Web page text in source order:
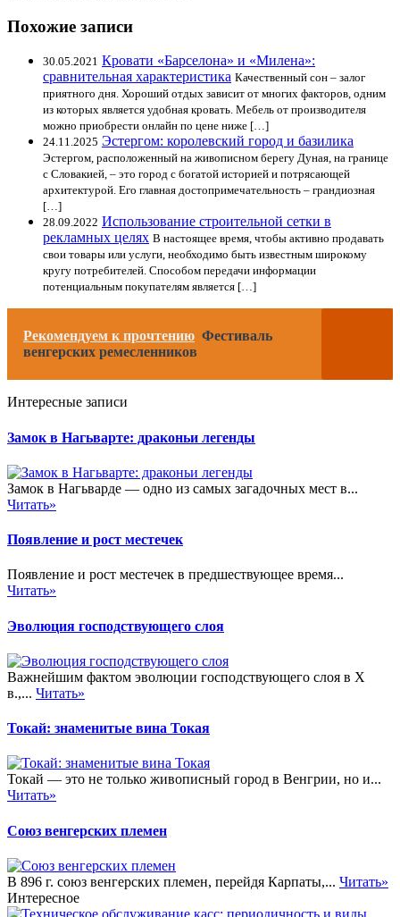
Похожие записи
30.05.2021 Кровати «Барселона» и «Милена»:
сравнительная характеристика Качественный сон – залог
приятного дня. Хороший отдых зависит от многих факторов, одним
из которых является удобная кровать. Мебель от производителя
можно приобрести онлайн по цене ниже […]
24.11.2025 Эстергом: королевский город и базилика
Эстергом, расположенный на живописном берегу Дуная, на границе
с Словакией, – это город с богатой историей и потрясающей
архитектурой. Его главная достопримечательность – грандиозная
[…]
28.09.2022 Использование строительной сетки в
рекламных целях В настоящее время, чтобы активно продавать
свои товары или услуги, необходимо быть известным широкому
кругу потребителей. Способом передачи информации
потенциальным покупателям является […]
Рекомендуем к прочтению Фестиваль
венгерских ремесленников
Интересные записи
Замок в Нагьварте: драконьи легенды
Замок в Нагьварде — одно из самых загадочных мест в...
Читать»
Появление и рост местечек
Появление и рост местечек в предшествующее время...
Читать»
Эволюция господствующего слоя
Важнейшим фактом эволюции господствующего слоя в X
в.,... Читать»
Токай: знаменитые вина Токая
Токай — это не только живописный город в Венгрии, но и...
Читать»
Союз венгерских племен
В 896 г. союз венгерских племен, перейдя Карпаты,... Читать»
Интересное